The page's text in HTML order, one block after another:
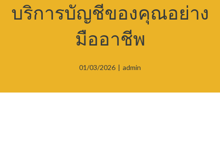
บริการบัญชีของคุณอย่าง
มืออาชีพ
01/03/2026 | admin